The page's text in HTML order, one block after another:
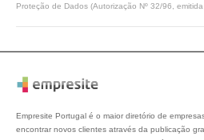
Proteção de Dados (Autorização Nº 32/96,
Empresite Portugal é o maior diretório de
encontrar novos clientes através da publicação